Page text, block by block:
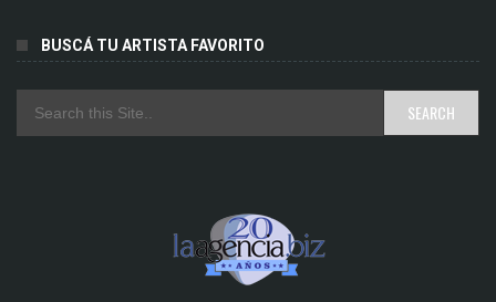
BUSCÁ TU ARTISTA FAVORITO